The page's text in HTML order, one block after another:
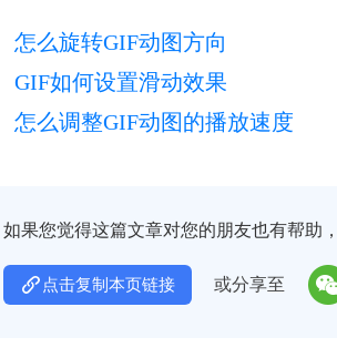
怎么旋转GIF动图方向
GIF如何设置滑动效果
怎么调整GIF动图的播放速度
如果您觉得这篇文章对您的朋友也有帮助
点击复制本页链接 或分享至